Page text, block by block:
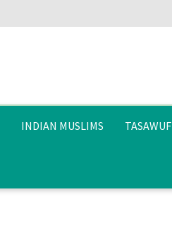
INDIAN MUSLIMS TASAWUF